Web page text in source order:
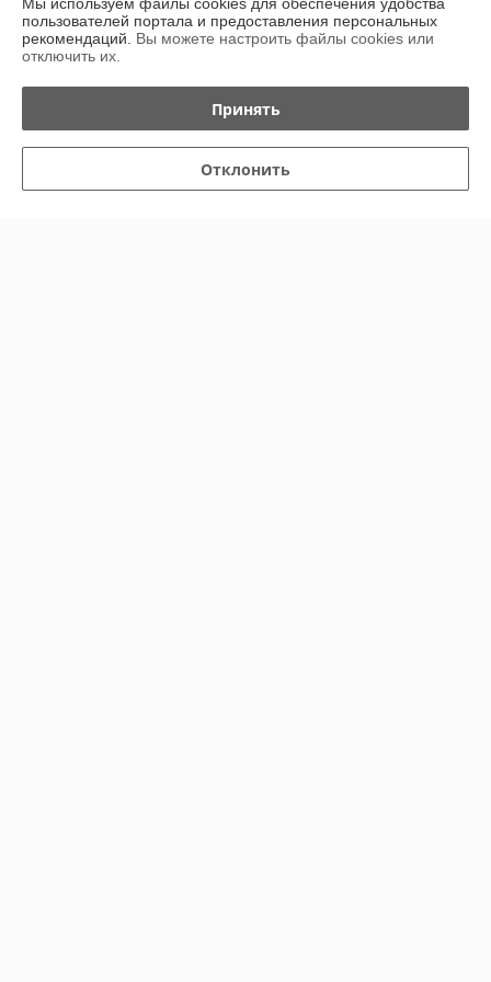
навигатора ул.Ленинградская 21), Витебск, Беларусь
Контакты
Показать весь график работы
пользователей портала и предоставления персональных
рекомендаций. Вы можете настроить файлы cookies или
отключить их.
Принять
Отклонить